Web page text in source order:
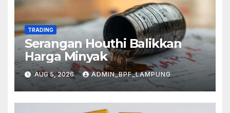
TRADING
Serangan Houthi Balikkan
Harga Minyak
AUG 5, 2026 ADMIN_BPF_LAMPUNG